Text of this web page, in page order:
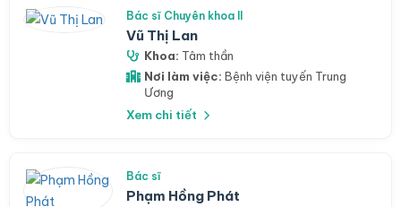
Bác sĩ Chuyên khoa II
Vũ Thị Lan
Khoa: Tâm thần
Nơi làm việc: Bệnh viện tuyến Trung
Ương
Xem chi tiết
Bác sĩ
Phạm Hồng Phát